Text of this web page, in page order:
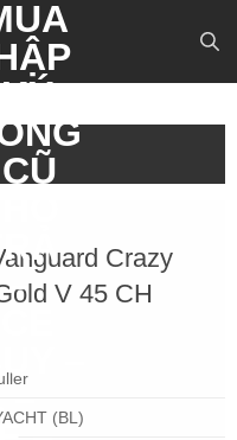
Crazy
V 45 CH
(BL)